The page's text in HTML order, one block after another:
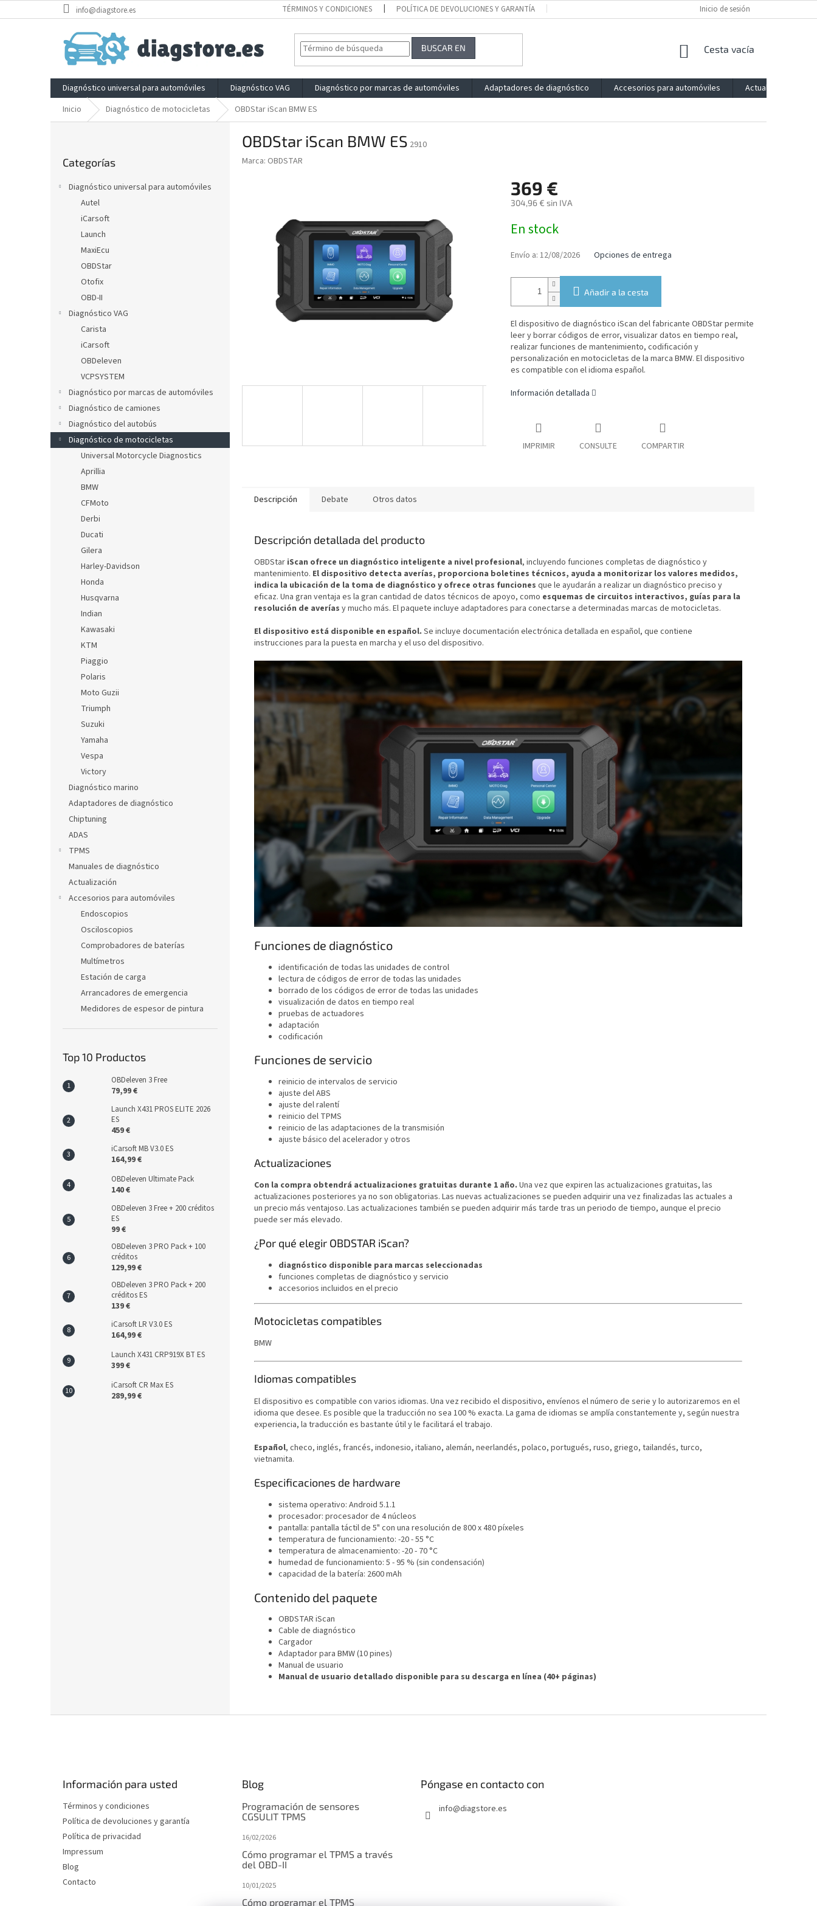
al
info@diagstore.es TÉRMINOS Y CONDICIONES POLÍTICA DE DEVOLUCIONES Y GARANTÍA IMPRESSUM BLOG
Inicio de sesión
BUSCAR EN
CESTA
LA
COMPRA
Cesta vacía
Diagnóstico universal para automóviles Diagnóstico VAG Diagnóstico por marcas de automóviles Adaptadores de diagnóstico Accesorios para automóviles
Actualización
Inicio
Diagnóstico de motocicletas OBDStar iScan BMW ES
categorías
Categorías
Diagnóstico universal para automóviles
Autel
iCarsoft
Launch
MaxiEcu
OBDStar
Otofix
OBD-II
Diagnóstico VAG
Carista
iCarsoft
OBDeleven
VCPSYSTEM
Diagnóstico por marcas de automóviles
Diagnóstico de camiones
Diagnóstico del autobús
Diagnóstico de motocicletas
Universal Motorcycle Diagnostics
Aprillia
BMW
CFMoto
Derbi
Ducati
Gilera
Harley-Davidson
Honda
Husqvarna
Indian
Kawasaki
KTM
Piaggio
Polaris
Moto Guzii
Triumph
Suzuki
Yamaha
Vespa
Victory
Diagnóstico marino
Adaptadores de diagnóstico
Chiptuning
ADAS
TPMS
Manuales de diagnóstico
Actualización
Accesorios para automóviles
Endoscopios
Osciloscopios
Comprobadores de baterías
Multímetros
Estación de carga
Arrancadores de emergencia
Medidores de espesor de pintura
Top 10 Productos
OBDeleven 3 Free
79,99 €
Launch X431 PROS ELITE 2026
ES
459 €
iCarsoft MB V3.0 ES
164,99 €
OBDeleven Ultimate Pack
140 €
OBDeleven 3 Free + 200 créditos
ES
99 €
OBDeleven 3 PRO Pack + 100
créditos
129,99 €
OBDeleven 3 PRO Pack + 200
créditos ES
139 €
iCarsoft LR V3.0 ES
164,99 €
Launch X431 CRP919X BT ES
399 €
iCarsoft CR Max ES
289,99 €
OBDStar iScan BMW ES 2910
Marca: OBDSTAR
369 €
304,96 € sin IVA
de
medida:
En stock
Envío a: 12/08/2026 Opciones de entrega
Añadir a la cesta
El dispositivo de diagnóstico iScan del fabricante OBDStar permite
leer y borrar códigos de error, visualizar datos en tiempo real,
realizar funciones de mantenimiento, codificación y
personalización en motocicletas de la marca BMW. El dispositivo
es compatible con el idioma español.
Información detallada
IMPRIMIR CONSULTE COMPARTIR
Descripción Debate Otros datos
Descripción detallada del producto
OBDStar iScan ofrece un diagnóstico inteligente a nivel profesional, incluyendo funciones completas de diagnóstico y
mantenimiento. El dispositivo detecta averías, proporciona boletines técnicos, ayuda a monitorizar los valores medidos,
indica la ubicación de la toma de diagnóstico y ofrece otras funciones que le ayudarán a realizar un diagnóstico preciso y
eficaz. Una gran ventaja es la gran cantidad de datos técnicos de apoyo, como esquemas de circuitos interactivos, guías para la
resolución de averías y mucho más. El paquete incluye adaptadores para conectarse a determinadas marcas de motocicletas.
El dispositivo está disponible en español. Se incluye documentación electrónica detallada en español, que contiene
instrucciones para la puesta en marcha y el uso del dispositivo.
Funciones de diagnóstico
identificación de todas las unidades de control
lectura de códigos de error de todas las unidades
borrado de los códigos de error de todas las unidades
visualización de datos en tiempo real
pruebas de actuadores
adaptación
codificación
Funciones de servicio
reinicio de intervalos de servicio
ajuste del ABS
ajuste del ralentí
reinicio del TPMS
reinicio de las adaptaciones de la transmisión
ajuste básico del acelerador y otros
Actualizaciones
Con la compra obtendrá actualizaciones gratuitas durante 1 año. Una vez que expiren las actualizaciones gratuitas, las
actualizaciones posteriores ya no son obligatorias. Las nuevas actualizaciones se pueden adquirir una vez finalizadas las actuales a
un precio más ventajoso. Las actualizaciones también se pueden adquirir más tarde tras un periodo de tiempo, aunque el precio
puede ser más elevado.
¿Por qué elegir OBDSTAR iScan?
diagnóstico disponible para marcas seleccionadas
funciones completas de diagnóstico y servicio
accesorios incluidos en el precio
Motocicletas compatibles
BMW
Idiomas compatibles
El dispositivo es compatible con varios idiomas. Una vez recibido el dispositivo, envíenos el número de serie y lo autorizaremos en el
idioma que desee. Es posible que la traducción no sea 100 % exacta. La gama de idiomas se amplía constantemente y, según nuestra
experiencia, la traducción es bastante útil y le facilitará el trabajo.
Español, checo, inglés, francés, indonesio, italiano, alemán, neerlandés, polaco, portugués, ruso, griego, tailandés, turco,
vietnamita.
Especificaciones de hardware
sistema operativo: Android 5.1.1
procesador: procesador de 4 núcleos
pantalla: pantalla táctil de 5" con una resolución de 800 x 480 píxeles
temperatura de funcionamiento: -20 - 55 °C
temperatura de almacenamiento: -20 - 70 °C
humedad de funcionamiento: 5 - 95 % (sin condensación)
capacidad de la batería: 2600 mAh
Contenido del paquete
OBDSTAR iScan
Cable de diagnóstico
Cargador
Adaptador para BMW (10 pines)
Manual de usuario
Manual de usuario detallado disponible para su descarga en línea (40+ páginas)
Información para usted
Términos y condiciones
Política de devoluciones y garantía
Política de privacidad
Impressum
Blog
Contacto
Blog
Programación de sensores
CGSULIT TPMS
16/02/2026
Cómo programar el TPMS a través
del OBD-II
10/01/2025
Cómo programar el TPMS
Póngase en contacto con
info@diagstore.es